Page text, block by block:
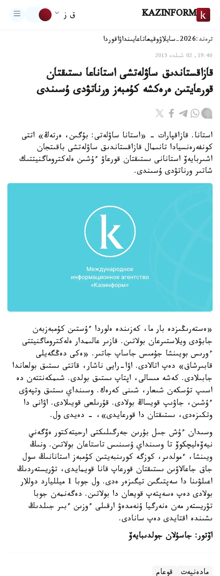
KAZINFORM ق ز
ترەند:2026-سايلاۋ وقيعاتاعايىنداۋاقوردا
19:46, 02 شىلدە 2015
قازاقستاندىق ساۋلەتشى استاناعا ىستىقتان
قورعايتىن ەرەكشە كۇمبەز ورناتۋدى ۇسىندى
استانا. قازاقپارات - «استانا ساۋلەتى: بۇگىن، ەرتەڭ» اتتى
كونفەرەنسيادا تانىمال قازاقستاندىق ساۋلەتشى باقىتجان
اشىربايەۆ استانانى ىستىقتان قورعاۋ ءۇشىن ەلەكتروماگنيتتىك
شاتىر ورناتۋدى ۇسىندى.
«ەستەرىڭىزدە بار ما، كەزىندە ەلوردا ءۇستىن كۇمبەزبەن
جابۋدى ويلاستىرعان بولاتىن. قازىر عالىمدار ەلەكتروماگنيتتى
ءورىس بويىنشا جۇمىس جاساپ جاتىر. «ەكى دەڭگەيلى
قابىرشاق» دەپ اتالادى. اۋا-رايى ناشار، قاتتى ىستىق بولعاندا
جابىلادى. كەشە مىسالى، اپتاپ ىستىق بولدى. شىمكەنتتەن دە
اسىپ تۇسكەن شىعار، شىنى كەرەك. وسىنداي ىستىق وتپەۋى
ءۇشىن، جاۋىپ قويساڭ بولادى. قۇرىلعى قويىلادى. اۋانى دا
وتكىزەدى، ىستىقتان دا قورعايدى»، - دەيدى ول.
وسىدان ءۇش جىل بۇرىن جەرگىلىكتى ارحيتەكتور ەۆگەني
نيەۆەليچكوۆ تا وسىنداي ۇسىنىس تاستاعان بولاتىن. ونىڭ
ويىنشا، ءمولدىر، كوزگە كورىنبەيتىن كۇمبەز استانانىڭ سول
جاق جاعالاۋىن ىستىقتان قورعاپ قانا قويمايدى، تۋريستەردىڭ
اعىلۋىنا دا سەپتىگىن تيگىزەر ەدى. ول جوبا 1 ميلليارد دوللار
بولادى دەپ ەسەپتەپ قويعان دا بولاتىن. دەگەنمەن جوبا
تۋريستەر مەن ەنەرگيا ۇنەمدەۋ ارقىلى ءوزىن ءبىر جىلدىڭ
ىشىندە اقتايدى دەپ سانادى.
اۆتور: جاسۇلان جولدىبايەۆ
مادەنيەت قوعام